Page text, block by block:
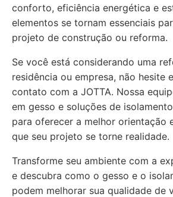
conforto, eficiência energética e
elementos se tornam essenciais
projeto de construção ou reforma.
Se você está considerando uma
residência ou empresa, não hesite
contato com a JOTTA. Nossa
em gesso e soluções de
para oferecer a melhor orientação
que seu projeto se torne realidade.
Transforme seu ambiente com a
e descubra como o gesso e o
podem melhorar sua qualidade de